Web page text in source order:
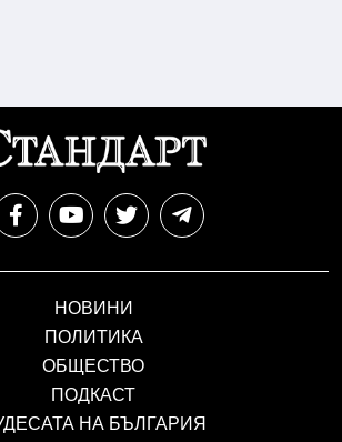
НОВИНИ
ПОЛИТИКА
ОБЩЕСТВО
ПОДКАСТ
НА БЪЛГАРИЯ